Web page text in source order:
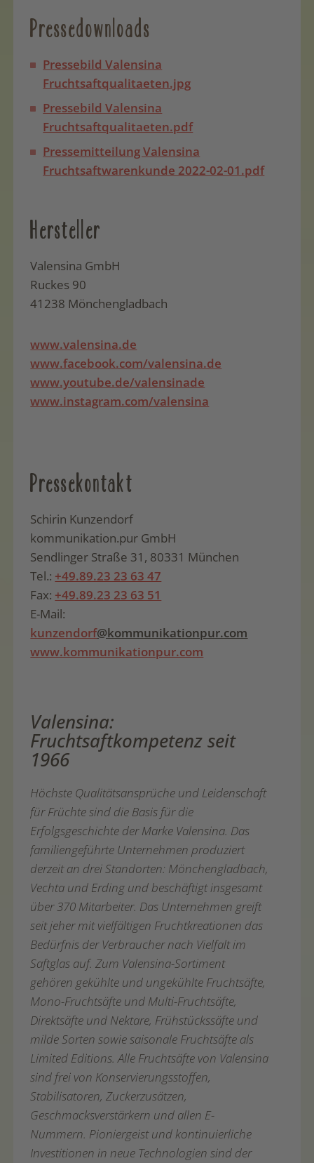
Pressedownloads
Pressebild Valensina
Fruchtsaftqualitaeten.jpg
Pressebild Valensina
Fruchtsaftqualitaeten.pdf
Pressemitteilung Valensina
Fruchtsaftwarenkunde 2022-02-01.pdf
Hersteller
Valensina GmbH
Ruckes 90
41238 Mönchengladbach
www.valensina.de
www.facebook.com/valensina.de
www.youtube.de/valensinade
www.instagram.com/valensina
Pressekontakt
Schirin Kunzendorf
kommunikation.pur GmbH
Sendlinger Straße 31, 80331 München
Tel.: +49.89.23 23 63 47
Fax: +49.89.23 23 63 51
E-Mail:
kunzendorf@kommunikationpur.com
www.kommunikationpur.com
Valensina:
Fruchtsaftkompetenz seit
1966
Höchste Qualitätsansprüche und Leidenschaft
für Früchte sind die Basis für die
Erfolgsgeschichte der Marke Valensina. Das
familiengeführte Unternehmen produziert
derzeit an drei Standorten: Mönchengladbach,
Vechta und Erding und beschäftigt insgesamt
über 370 Mitarbeiter. Das Unternehmen greift
seit jeher mit vielfältigen Fruchtkreationen das
Bedürfnis der Verbraucher nach Vielfalt im
Saftglas auf. Zum Valensina-Sortiment
gehören gekühlte und ungekühlte Fruchtsäfte,
Mono-Fruchtsäfte und Multi-Fruchtsäfte,
Direktsäfte und Nektare, Frühstückssäfte und
milde Sorten sowie saisonale Fruchtsäfte als
Limited Editions. Alle Fruchtsäfte von Valensina
sind frei von Konservierungsstoffen,
Stabilisatoren, Zuckerzusätzen,
Geschmacksverstärkern und allen E-
Nummern. Pioniergeist und kontinuierliche
Investitionen in neue Technologien sind der